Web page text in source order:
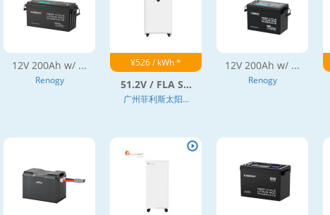
12V 200Ah w/ ...
Renogy
¥526 / kWh *
51.2V / FLA S...
广州菲利斯太阳...
12V 200Ah w/ ...
Renogy